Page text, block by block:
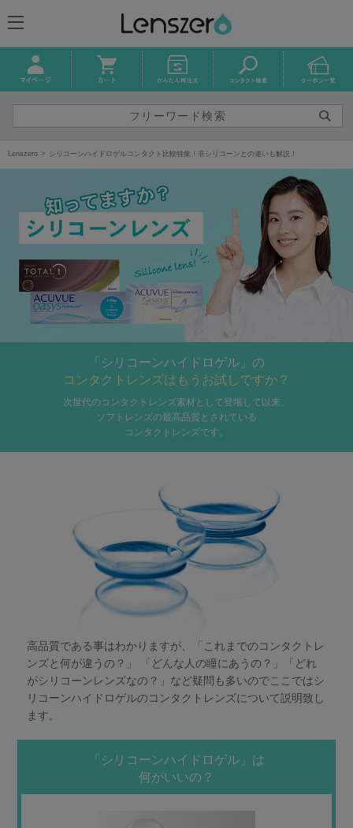
Lenszero シリコーンハイドロゲルコンタクト比較特集！非シリコーンとの違いも解説！
「シリコーンハイドロゲル」の
コンタクトレンズはもうお試しですか？
次世代のコンタクトレンズ素材として登場して以来、
ソフトレンズの最高品質とされている
コンタクトレンズです。
高品質である事はわかりますが、「これまでのコンタクトレ
ンズと何が違うの？」 「どんな人の瞳にあうの？」「どれ
がシリコーンレンズなの？」など疑問も多いのでここではシ
リコーンハイドロゲルのコンタクトレンズについて説明致し
ます。
「シリコーンハイドロゲル」は
何がいいの？